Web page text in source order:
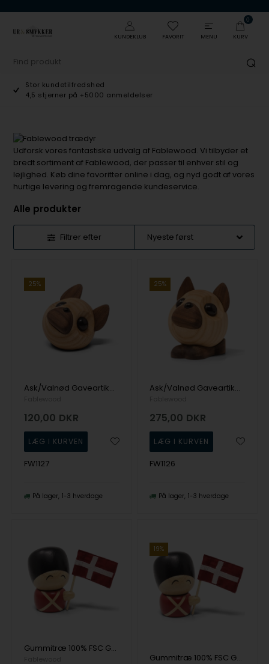
KUNDEKLUB FAVORIT MENU
0
KURV
Stor kundetilfredshed
4,5 stjerner på +5000 anmeldelser
Udforsk vores fantastiske udvalg af Fablewood. Vi tilbyder et
bredt sortiment af Fablewood, der passer til enhver stil og
lejlighed. Køb dine favoritter online i dag, og nyd godt af vores
hurtige levering og fremragende kundeservice.
Alle produkter
Filtrer efter
25%
Ask/Valnød Gaveartikel Pick Me Up fra Fablewood
120,00 DKR
FW1127
På lager 1-3 hverdage
25%
Ask/Valnød Gaveartikel Pick Me Up fra Fablewood
275,00 DKR
FW1126
På lager 1-3 hverdage
Gummitræ 100% FSC Gaveartikel fra Fablewood
19%
Gummitræ 100% FSC Gaveartikel fra Fablewood